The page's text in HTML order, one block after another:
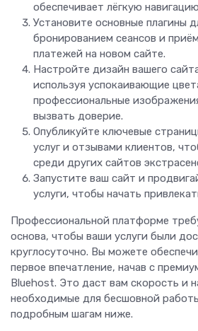
обеспечивает лёгкую
Установите основные плагины
бронированием сеансов и
платежей на новом сайте.
Настройте дизайн вашего
используя успокаивающие
профессиональные
вызвать доверие.
Опубликуйте ключевые
услуг и отзывами клиентов,
среди других сайтов
Запустите ваш сайт и
услуги, чтобы начать
Профессиональной платформе
основа, чтобы ваши услуги были
круглосуточно. Вы можете
первое впечатление, начав с
Bluehost. Это даст вам скорость и
необходимые для бесшовной
подробным шагам ниже.